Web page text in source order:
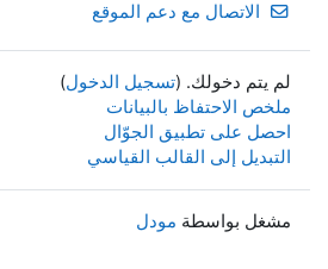
الاتصال مع دعم الموقع
لم يتم دخولك. (تسجيل الدخول)
ملخص الاحتفاظ بالبيانات
احصل على تطبيق الجوّال
التبديل إلى القالب القياسي
مشغل بواسطة مودل